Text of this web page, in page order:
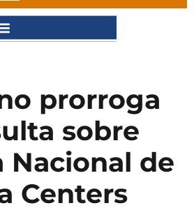
prorroga
sobre
Nacional de
Centers